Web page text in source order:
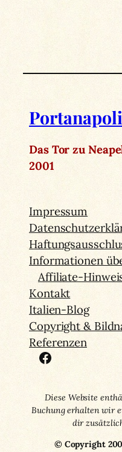
Portanapoli
Das Tor zu
2001
Impressum
Informationen
Affiliate-
Kontakt
Italien-Blog
Copyright &
Referenzen
Facebook
Diese Website
Buchung erhalten wir
dir
© Copyright